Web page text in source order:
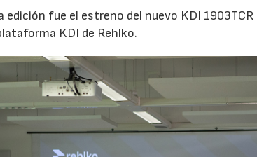
edición fue el estreno del nuevo KDI
KDI de Rehlko.